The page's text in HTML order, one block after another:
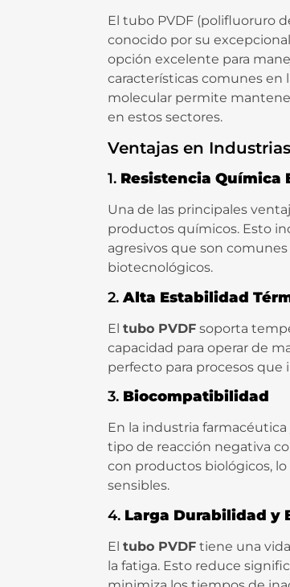
El tubo PVDF (polifluoruro
conocido por su
opción excelente para
características comunes en
molecular permite
en estos sectores.
Ventajas en
1. Resistencia Química
Una de las principales
productos químicos. Esto
agresivos que son
biotecnológicos.
2.Alta Estabilidad
Eltubo PVDF soporta
capacidad para operar de
perfecto para procesos
3. Biocompatibilidad
En la industria
tipo de reacción negativa
con productos biológicos,
sensibles.
4. Larga Durabilidad y
Eltubo PVDF tiene una
la fatiga. Esto reduce